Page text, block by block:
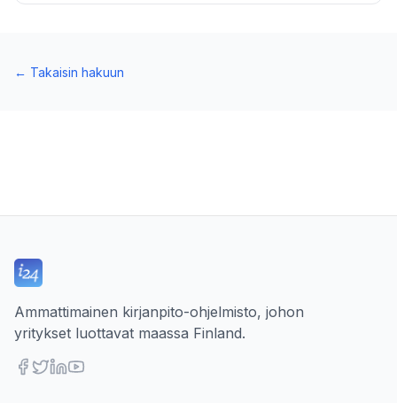
← Takaisin hakuun
Ammattimainen kirjanpito-ohjelmisto, johon
yritykset luottavat maassa Finland.